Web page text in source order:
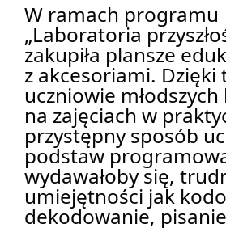
W ramach programu
„Laboratoria
zakupiła plansze
z akcesoriami. Dzięki
uczniowie
na zajęciach w
przystępny sposób
podstaw
wydawałoby się,
umiejętności jak
dekodowanie,